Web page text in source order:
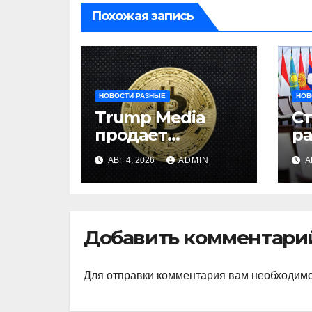
Похожая запись
НОВОСТИ РАЗНЫЕ
Trump Media
продает
биткоины:
убыток $165 млн
АВГ 4, 2026 ADMIN
Добавить
Для отправки комментария вам